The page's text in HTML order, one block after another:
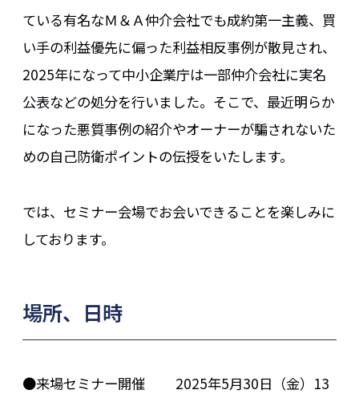
ている有名なＭ＆Ａ仲介会社でも成約第一主義、買
い手の利益優先に偏った利益相反事例が散見され、
2025年になって中小企業庁は一部仲介会社に実名
公表などの処分を行いました。そこで、最近明らか
になった悪質事例の紹介やオーナーが騙されないた
めの自己防衛ポイントの伝授をいたします。
では、セミナー会場でお会いできることを楽しみに
しております。
場所、日時
●来場セミナー開催 2025年5月30日（金）13